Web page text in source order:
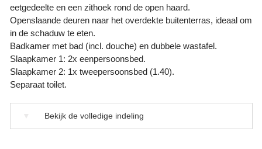
eetgedeelte en een zithoek rond de open haard.
Openslaande deuren naar het overdekte buitenterras, ideaal om
in de schaduw te eten.
Badkamer met bad (incl. douche) en dubbele wastafel.
Slaapkamer 1: 2x eenpersoonsbed.
Slaapkamer 2: 1x tweepersoonsbed (1.40).
Separaat toilet.
Bekijk de volledige indeling